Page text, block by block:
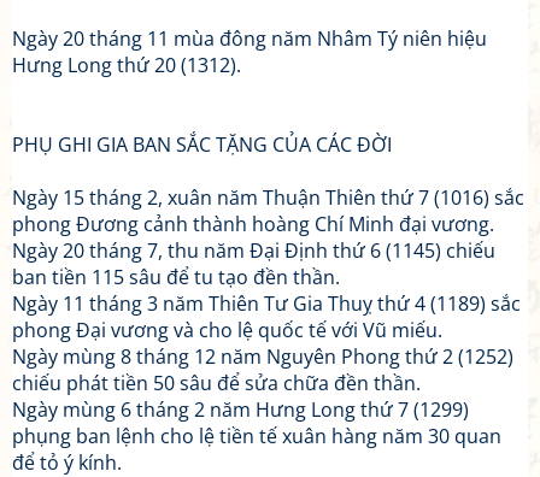
Ngày 20 tháng 11 mùa đông năm Nhâm Tý niên hiệu
Hưng Long thứ 20 (1312).
PHỤ GHI GIA BAN SẮC TẶNG CỦA CÁC ĐỜI
Ngày 15 tháng 2, xuân năm Thuận Thiên thứ 7 (1016) sắc
phong Đương cảnh thành hoàng Chí Minh đại vương.
Ngày 20 tháng 7, thu năm Đại Định thứ 6 (1145) chiếu
ban tiền 115 sâu để tu tạo đền thần.
Ngày 11 tháng 3 năm Thiên Tư Gia Thuỵ thứ 4 (1189) sắc
phong Đại vương và cho lệ quốc tế với Vũ miếu.
Ngày mùng 8 tháng 12 năm Nguyên Phong thứ 2 (1252)
chiếu phát tiền 50 sâu để sửa chữa đền thần.
Ngày mùng 6 tháng 2 năm Hưng Long thứ 7 (1299)
phụng ban lệnh cho lệ tiền tế xuân hàng năm 30 quan
để tỏ ý kính.